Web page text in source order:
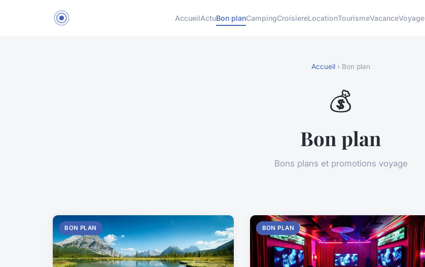
AccueilActuBon planCampingCroisiereLocationTourismeVacanceVoyage
Accueil › Bon plan
💰
Bon plan
Bons plans et promotions voyage
BON PLAN BON PLAN